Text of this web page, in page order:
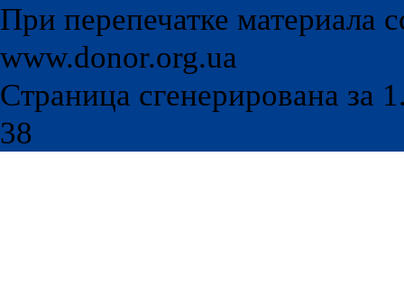
При перепечатке материала
www.donor.org.ua
Страница сгенерирована за
38